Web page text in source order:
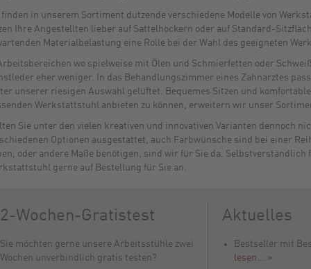
finden in unserem Sortiment dutzende verschiedene Modelle von
Ihre Angestellten lieber auf Sattelhockern oder auf Standard-
Materialbelastung eine Rolle bei der Wahl des geeigneten
wo spielweise mit Ölen und Schmierfetten oder
eher weniger. In das Behandlungszimmer eines Zahnarztes
unserer riesigen Auswahl gelüftet. Bequemes Sitzen und
Werkstattstuhl anbieten zu können, erweitern wir unser
Sie unter den vielen kreativen und innovativen Varianten dennoch
Optionen ausgestattet, auch Farbwünsche sind bei einer
oder andere Maße benötigen, sind wir für Sie da.
gerne auf Bestellung für Sie an.
2-Wochen-Gratistest
Sie möchten gerne unsere Arbeitsstühle zwei
Wochen unverbindlich gratis testen?
Aktuelles
Bestseller mit
lesen... »